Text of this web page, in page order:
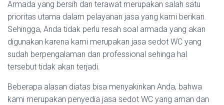
Armada yang bersih dan terawat merupakan salah satu
prioritas utama dalam pelayanan jasa yang kami berikan.
Sehingga, Anda tidak perlu resah soal armada yang akan
digunakan karena kami merupakan jasa sedot WC yang
sudah berpengalaman dan professional sehinga hal
tersebut tidak akan terjadi.
Beberapa alasan diatas bisa menyakinkan Anda, bahwa
kami merupakan penyedia jasa sedot WC yang aman dan